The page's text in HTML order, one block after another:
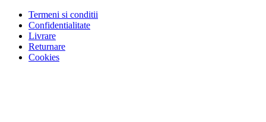
Termeni si conditii
Confidentialitate
Livrare
Returnare
Cookies